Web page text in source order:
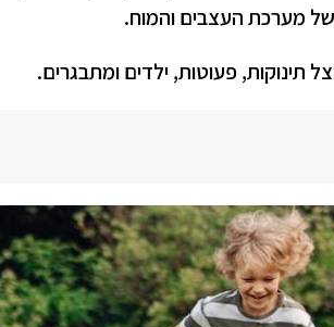
מערכת העצבים והמוח.
פעוטות, ילדים ומתבגרים.